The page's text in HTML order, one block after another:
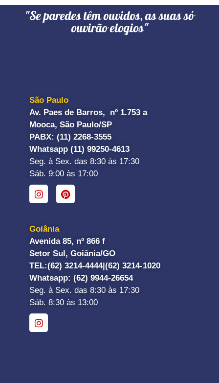
"Se paredes têm ouvidos, as suas só
ouvirão elogios"
São Paulo
Av. Paes de Barros, nº 1.753 a
Mooca, São Paulo/SP
PABX: (11) 2268-3555
Whatsapp (11) 99250-4613
Seg. à Sex. das 8:30 às 17:30
Sáb. 9:00 às 17:00
Goiânia
Avenida 85, nº 866 f
Setor Sul, Goiânia/GO
TEL:(62) 3214-4444|(62) 3214-1020
Whatsapp: (62) 9944-26654
Seg. à Sex. das 8:30 às 17:30
Sáb. 8:30 às 13:00